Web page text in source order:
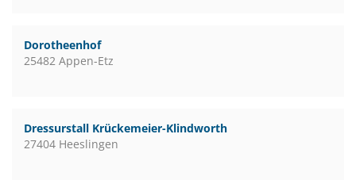
Dorotheenhof
25482 Appen-Etz
Dressurstall Krückemeier-Klindworth
27404 Heeslingen